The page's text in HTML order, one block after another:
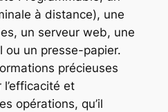
à distance), une
un serveur web, une
ou un presse-papier.
précieuses
l’efficacité et
opérations, qu’il